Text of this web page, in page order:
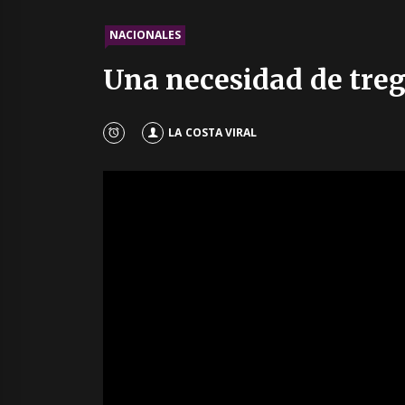
NACIONALES
Una necesidad de
LA COSTA VIRAL